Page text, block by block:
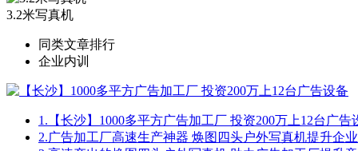
3.2米写真机
同类文章排行
企业内训
1. 【长沙】1000多平方广告加工厂 投资200万上12台广告
2.广告加工厂高速生产神器 焕图四头户外写真机提升企